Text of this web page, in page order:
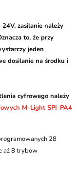
zasilanie należy
to, że przy
jeden
dosilanie na środku i
cyfrowego należy
M-Light SPI-PA4
28
aż 8 trybów